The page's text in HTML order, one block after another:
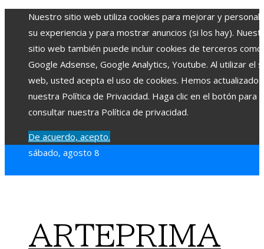
Nuestro sitio web utiliza cookies para mejorar y
su experiencia y para mostrar anuncios (si los hay).
sitio web también puede incluir cookies de terceros como
Google Adsense, Google Analytics, Youtube. Al utilizar el
web, usted acepta el uso de cookies. Hemos actualizado
nuestra Política de Privacidad. Haga clic en el botón para
consultar nuestra Política de privacidad.
De acuerdo, acepto.
sábado, agosto 8
ARTEPRIMA